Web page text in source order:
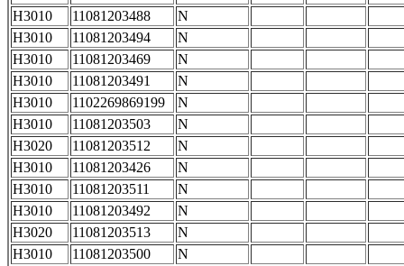
H3010
11081203488
N
H3010
11081203494
N
H3010
11081203469
N
H3010
11081203491
N
H3010
1102269869199
N
H3010
11081203503
N
H3020
11081203512
N
H3010
11081203426
N
H3010
11081203511
N
H3010
11081203492
N
H3020
11081203513
N
H3010
11081203500
N